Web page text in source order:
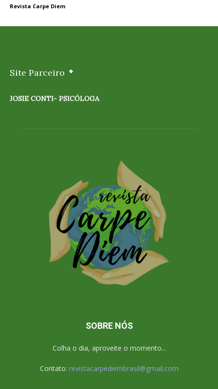
Revista Carpe Diem
Site Parceiro
JOSIE CONTI- PSICÓLOGA
SOBRE NÓS
Colha o dia, aproveite o momento...
Contato: revistacarpediembrasil@gmail.com